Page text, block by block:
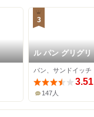
3
ル パン グリグリ
パン、サンドイッチ
3.51
147人